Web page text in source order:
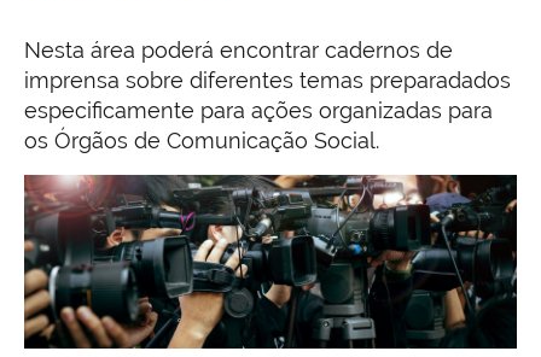
Nesta área poderá encontrar cadernos de
imprensa sobre diferentes temas preparadados
especificamente para ações organizadas para
os Órgãos de Comunicação Social.